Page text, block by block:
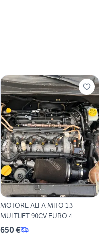
MOTORE ALFA MITO 1.3
MULTIJET 90CV EURO 4
650 €